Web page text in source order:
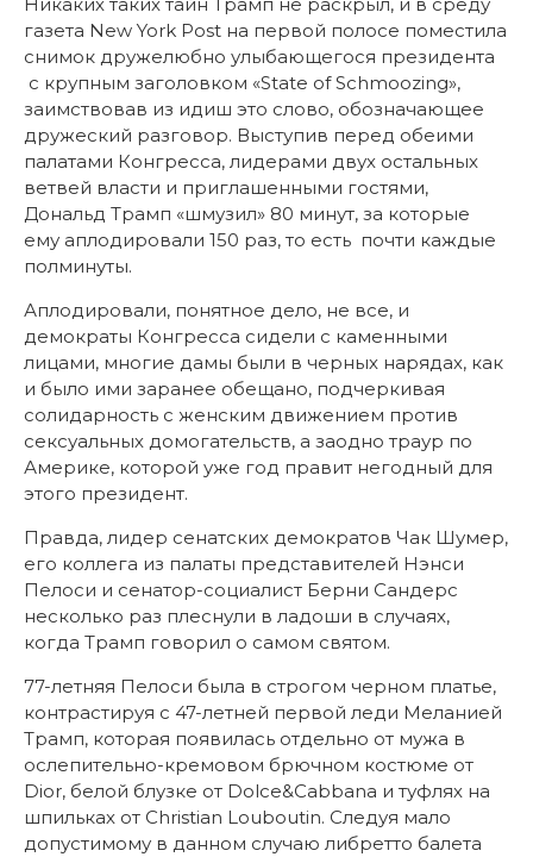
газета New York Post на первой полосе поместила
снимок дружелюбно улыбающегося президента
с крупным заголовком «State of Schmoozing»,
заимствовав из идиш это слово, обозначающее
дружеский разговор. Выступив перед обеими
палатами Конгресса, лидерами двух остальных
ветвей власти и приглашенными гостями,
Дональд Трамп «шмузил» 80 минут, за которые
ему аплодировали 150 раз, то есть почти каждые
полминуты.
Аплодировали, понятное дело, не все, и
демократы Конгресса сидели с каменными
лицами, многие дамы были в черных нарядах, как
и было ими заранее обещано, подчеркивая
солидарность с женским движением против
сексуальных домогательств, а заодно траур по
Америке, которой уже год правит негодный для
этого президент.
Правда, лидер сенатских демократов Чак Шумер,
его коллега из палаты представителей Нэнси
Пелоси и сенатор-социалист Берни Сандерс
несколько раз плеснули в ладоши в случаях,
когда Трамп говорил о самом святом.
77-летняя Пелоси была в строгом черном платье,
контрастируя с 47-летней первой леди Меланией
Трамп, которая появилась отдельно от мужа в
ослепительно-кремовом брючном костюме от
Dior, белой блузке от Dolce&Cabbana и туфлях на
шпильках от Christian Louboutin. Следуя мало
допустимому в данном случаю либретто балета